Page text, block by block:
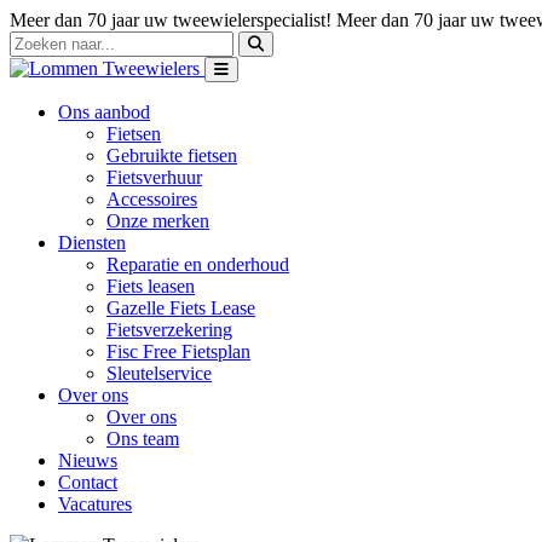
Meer dan 70 jaar uw tweewielerspecialist! Meer dan 70 jaar uw
Ons aanbod
Fietsen
Gebruikte fietsen
Fietsverhuur
Accessoires
Onze merken
Diensten
Reparatie en onderhoud
Fiets leasen
Gazelle Fiets Lease
Fietsverzekering
Fisc Free Fietsplan
Sleutelservice
Over ons
Over ons
Ons team
Nieuws
Contact
Vacatures